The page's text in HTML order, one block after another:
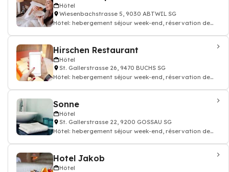
Hôtel
Wiesenbachstrasse 5, 9030 ABTWIL SG
Hôtel: hebergement séjour week-end, réservation de
Hirschen Restaurant
Hôtel
St. Gallerstrasse 26, 9470 BUCHS SG
Hôtel: hebergement séjour week-end, réservation de
Sonne
Hôtel
St. Gallerstrasse 22, 9200 GOSSAU SG
Hôtel: hebergement séjour week-end, réservation de
Hotel Jakob
Hôtel